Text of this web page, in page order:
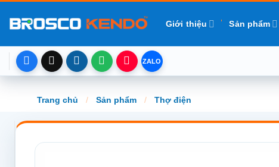
đến
dung
Giới thiệu Sản phẩm
Trang chủ / Sản phẩm / Thợ điện